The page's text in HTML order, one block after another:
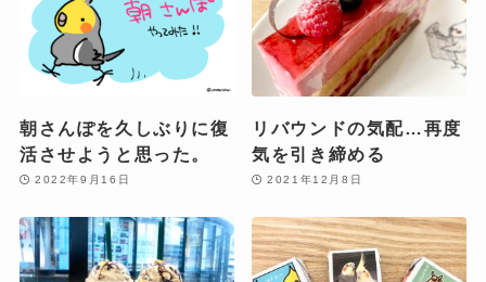
朝さんぽを久しぶりに復
活させようと思った。
2022年9月16日
リバウンドの気配…再度
気を引き締める
2021年12月8日